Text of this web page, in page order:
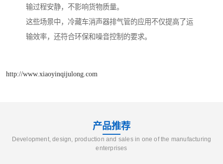
输过程安静，不影响货物质量。
这些场景中，冷藏车消声器排气管的应用不仅提高了运
输效率，还符合环保和噪音控制的要求。
http://www.xiaoyinqijulong.com
产品推荐
Development, design, production and sales in one of the manufacturing
enterprises